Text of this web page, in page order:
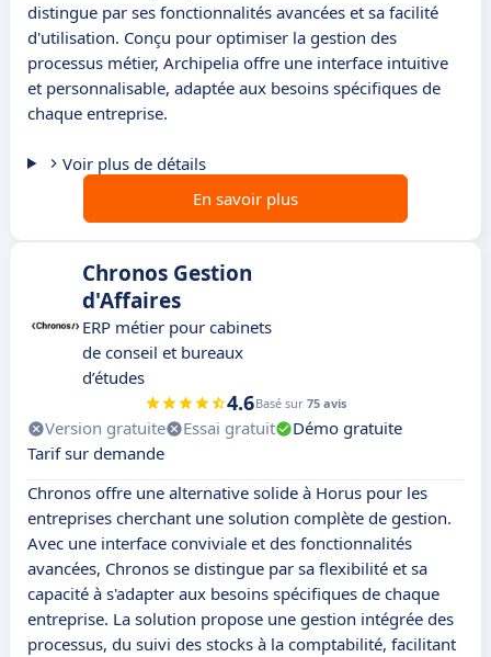
distingue par ses fonctionnalités avancées et sa facilité
d'utilisation. Conçu pour optimiser la gestion des
processus métier, Archipelia offre une interface intuitive
et personnalisable, adaptée aux besoins spécifiques de
chaque entreprise.
Voir plus de détails
En savoir plus
Chronos Gestion
d'Affaires
ERP métier pour cabinets
de conseil et bureaux
d’études
4.6Basé sur 75 avis
Version gratuite Essai gratuit
Démo gratuite
Tarif sur demande
Chronos offre une alternative solide à Horus pour les
entreprises cherchant une solution complète de gestion.
Avec une interface conviviale et des fonctionnalités
avancées, Chronos se distingue par sa flexibilité et sa
capacité à s'adapter aux besoins spécifiques de chaque
entreprise. La solution propose une gestion intégrée des
processus, du suivi des stocks à la comptabilité, facilitant